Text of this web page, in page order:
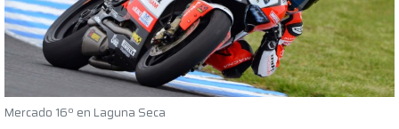
Mercado 16º en Laguna Seca